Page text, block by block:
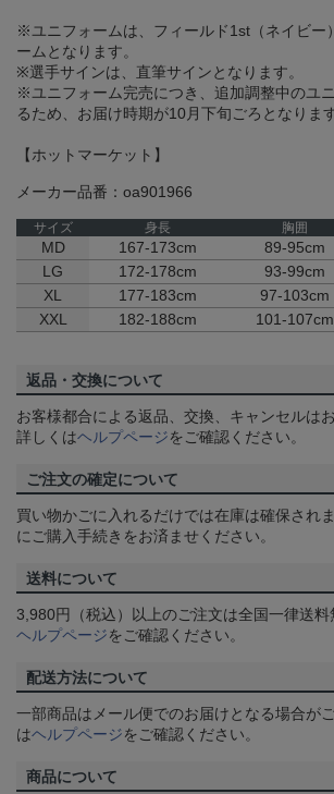
※ユニフォームは、フィールド1st（ネイビー
ームとなります。
※選手サインは、直筆サインとなります。
※ユニフォーム完売につき、追加調整中のユ
るため、お届け時期が10月下旬ごろとなります
【ホットマーケット】
メーカー品番：oa901966
サイズ 身長 胸囲
MD 167-173cm 89-95cm
LG
172-178cm 93-99cm
XL
177-183cm 97-103cm
XXL
182-188cm 101-107cm
返品・交換について
お客様都合による返品、交換、キャンセルは
詳しくはヘルプページをご確認ください。
ご注文の確定について
買い物かごに入れるだけでは在庫は確保され
にご購入手続きをお済ませください。
送料について
3,980円（税込）以上のご注文は全国一律送
ヘルプページをご確認ください。
配送方法について
一部商品はメール便でのお届けとなる場合が
はヘルプページをご確認ください。
商品について